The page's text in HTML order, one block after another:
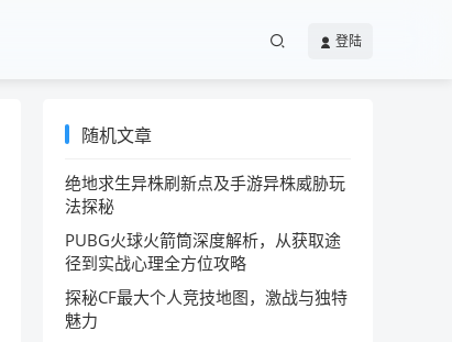
登陆
随机文章
绝地求生异株刷新点及手游异株威胁玩
法探秘
PUBG火球火箭筒深度解析，从获取途
径到实战心理全方位攻略
探秘CF最大个人竞技地图，激战与独特
魅力